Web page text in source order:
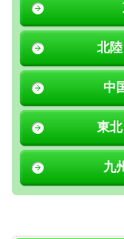
北
中
東
九